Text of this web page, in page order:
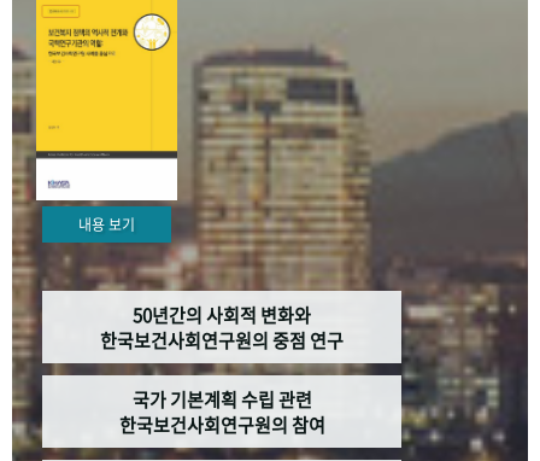
세계와 함께 한 KIHASA
VR 역사관
내용 보기
50년간의 사회적 변화와
한국보건사회연구원의 중점 연구
국가 기본계획 수립 관련
한국보건사회연구원의 참여